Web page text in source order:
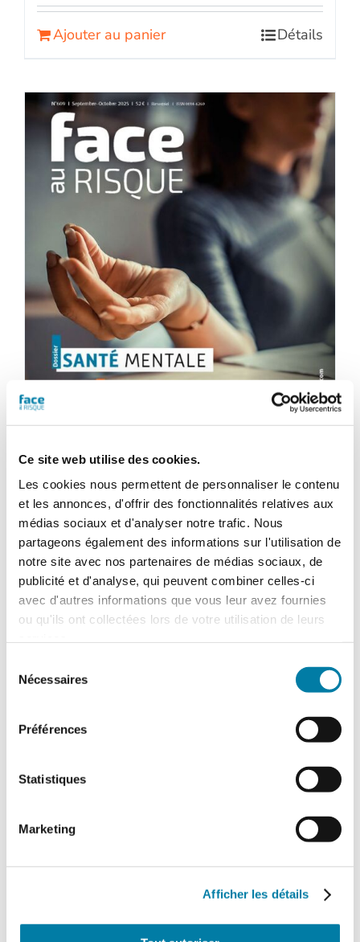
Ce site web utilise des cookies.
Les cookies nous permettent de personnaliser le contenu
et les annonces, d'offrir des fonctionnalités relatives aux
médias sociaux et d'analyser notre trafic. Nous
partageons également des informations sur l'utilisation de
notre site avec nos partenaires de médias sociaux, de
publicité et d'analyse, qui peuvent combiner celles-ci
avec d'autres informations que vous leur avez fournies
ou qu'ils ont collectées lors de votre utilisation de leurs
Nécessaires
Préférences
Statistiques
Marketing
Afficher les détails
Ajouter au panier Détails
Face au Risque
Magazine numérique n° 609 –
Septembre-octobre 2025
46,80€ TTC
Ajouter au panier Détails